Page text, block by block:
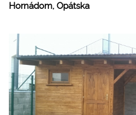
Hornádom, Opátska